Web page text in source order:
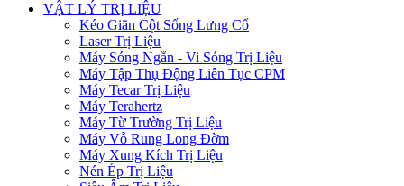
VẬT LÝ TRỊ LIỆU
Kéo Giãn Cột Sống Lưng Cổ
Laser Trị Liệu
Máy Sóng Ngắn - Vi Sóng Trị Liệu
Máy Tập Thụ Động Liên Tục CPM
Máy Tecar Trị Liệu
Máy Terahertz
Máy Từ Trường Trị Liệu
Máy Vỗ Rung Long Đờm
Máy Xung Kích Trị Liệu
Nén Ép Trị Liệu